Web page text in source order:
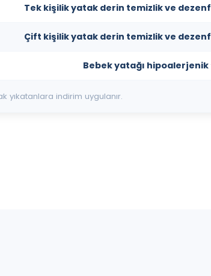
Tek kişilik yatak derin temizlik ve
Çift kişilik yatak derin temizlik ve
Bebek yatağı
yıkatanlara indirim uygulanır.